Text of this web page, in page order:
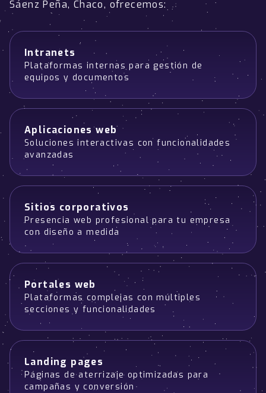
Sáenz Peña, Chaco, ofrecemos:
Intranets
Plataformas internas para gestión de
equipos y documentos
Aplicaciones web
Soluciones interactivas con funcionalidades
avanzadas
Sitios corporativos
Presencia web profesional para tu empresa
con diseño a medida
Portales web
Plataformas complejas con múltiples
secciones y funcionalidades
Landing pages
Páginas de aterrizaje optimizadas para
campañas y conversión